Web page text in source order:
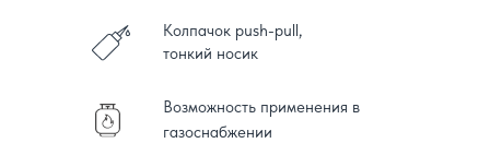
Колпачок push-pull,
тонкий носик
Возможность применения в
газоснабжении